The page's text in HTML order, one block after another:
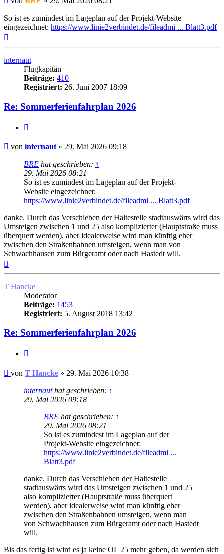
So ist es zumindest im Lageplan auf der Projekt-Website
eingezeichnet: https://www.linie2verbindet.de/fileadmi ... Blatt3.pdf
internaut
Flugkapitän
Beiträge: 410
Registriert: 26. Juni 2007 18:09
Re: Sommerferienfahrplan 2026
Ungelesener
von internaut » 29. Mai 2026 09:18
BRE hat geschrieben: ↑
29. Mai 2026 08:21
So ist es zumindest im Lageplan auf der Projekt-
Website eingezeichnet:
https://www.linie2verbindet.de/fileadmi ... Blatt3.pdf
danke. Durch das Verschieben der Haltestelle stadtauswärts wird das
Umsteigen zwischen 1 und 25 also komplizierter (Hauptstraße muss
überquert werden), aber idealerweise wird man künftig eher
zwischen den Straßenbahnen umsteigen, wenn man von
Schwachhausen zum Bürgeramt oder nach Hastedt will.
T Hancke
Moderator
Beiträge: 1453
Registriert: 5. August 2018 13:42
Re: Sommerferienfahrplan 2026
Ungelesener
von T Hancke » 29. Mai 2026 10:38
internauthat geschrieben: ↑
29. Mai 2026 09:18
BRE hat geschrieben: ↑
29. Mai 2026 08:21
So ist es zumindest im Lageplan auf der
Projekt-Website eingezeichnet:
https://www.linie2verbindet.de/fileadmi ...
Blatt3.pdf
danke. Durch das Verschieben der Haltestelle
stadtauswärts wird das Umsteigen zwischen 1 und 25
also komplizierter (Hauptstraße muss überquert
werden), aber idealerweise wird man künftig eher
zwischen den Straßenbahnen umsteigen, wenn man
von Schwachhausen zum Bürgeramt oder nach Hastedt
will.
Bis das fertig ist wird es ja keine OL 25 mehr geben, da werden sich